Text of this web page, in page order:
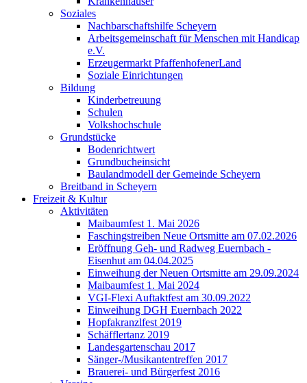
Soziales
Nachbarschaftshilfe Scheyern
Arbeitsgemeinschaft für Menschen mit Handicap
e.V.
Erzeugermarkt PfaffenhofenerLand
Soziale Einrichtungen
Bildung
Kinderbetreuung
Schulen
Volkshochschule
Grundstücke
Bodenrichtwert
Grundbucheinsicht
Baulandmodell der Gemeinde Scheyern
Breitband in Scheyern
Freizeit & Kultur
Aktivitäten
Maibaumfest 1. Mai 2026
Faschingstreiben Neue Ortsmitte am 07.02.2026
Eröffnung Geh- und Radweg Euernbach -
Eisenhut am 04.04.2025
Einweihung der Neuen Ortsmitte am 29.09.2024
Maibaumfest 1. Mai 2024
VGI-Flexi Auftaktfest am 30.09.2022
Einweihung DGH Euernbach 2022
Hopfakranzlfest 2019
Schäfflertanz 2019
Landesgartenschau 2017
Sänger-/Musikantentreffen 2017
Brauerei- und Bürgerfest 2016